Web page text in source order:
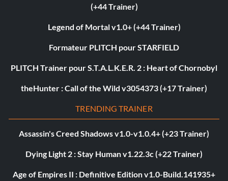
(+44 Trainer)
Legend of Mortal v1.0+ (+44 Trainer)
Formateur PLITCH pour STARFIELD
PLITCH Trainer pour S.T.A.L.K.E.R. 2 : Heart of Chornobyl
theHunter : Call of the Wild v3054373 (+17 Trainer)
TRENDING TRAINER
Assassin's Creed Shadows v1.0-v1.0.4+ (+23 Trainer)
Dying Light 2 : Stay Human v1.22.3c (+22 Trainer)
Age of Empires II : Definitive Edition v1.0-Build.141935+